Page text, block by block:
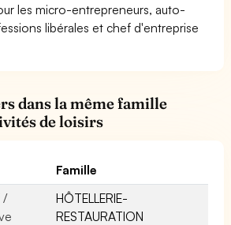
les micro-entrepreneurs, auto-
libérales et chef d'entreprise
dans la même famille
de loisirs
Famille
/
HÔTELLERIE-
RESTAURATION